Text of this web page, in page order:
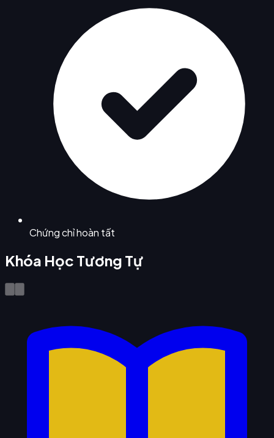
Chứng chỉ hoàn tất
Khóa Học Tương Tự